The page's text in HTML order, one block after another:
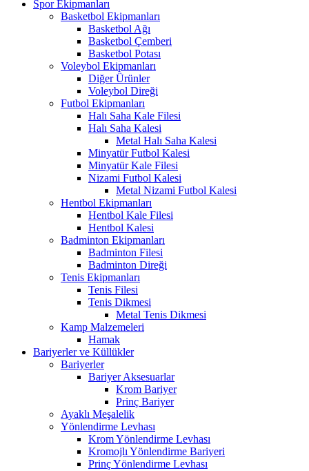
Spor Ekipmanları
Basketbol Ekipmanları
Basketbol Ağı
Basketbol Çemberi
Basketbol Potası
Voleybol Ekipmanları
Diğer Ürünler
Voleybol Direği
Futbol Ekipmanları
Halı Saha Kale Filesi
Halı Saha Kalesi
Metal Halı Saha Kalesi
Minyatür Futbol Kalesi
Minyatür Kale Filesi
Nizami Futbol Kalesi
Metal Nizami Futbol Kalesi
Hentbol Ekipmanları
Hentbol Kale Filesi
Hentbol Kalesi
Badminton Ekipmanları
Badminton Filesi
Badminton Direği
Tenis Ekipmanları
Tenis Filesi
Tenis Dikmesi
Metal Tenis Dikmesi
Kamp Malzemeleri
Hamak
Bariyerler ve Küllükler
Bariyerler
Bariyer Aksesuarlar
Krom Bariyer
Prinç Bariyer
Ayaklı Meşalelik
Yönlendirme Levhası
Krom Yönlendirme Levhası
Kromojlı Yönlendirme Bariyeri
Prinç Yönlendirme Levhası